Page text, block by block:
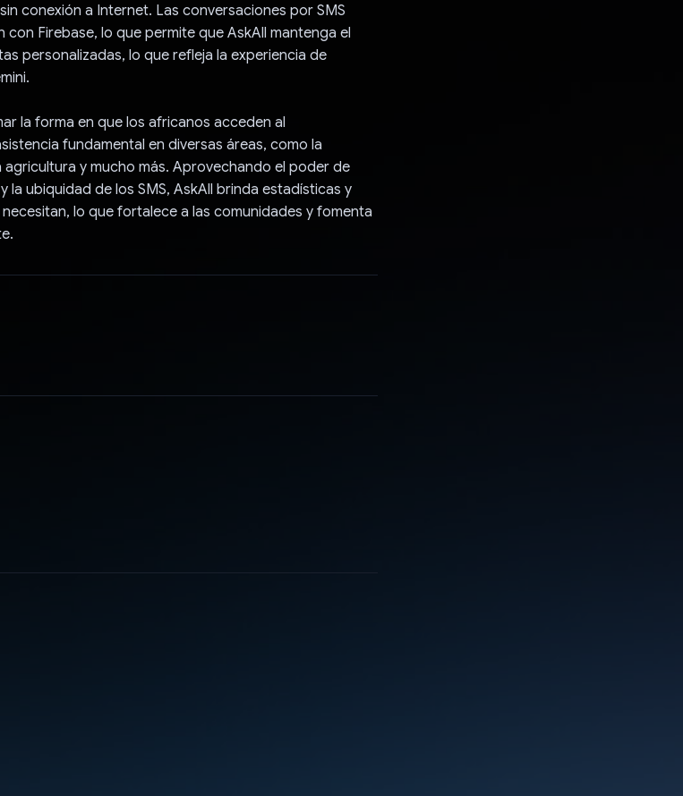
conexión a Internet. Las conversaciones por SMS
con Firebase, lo que permite que AskAll mantenga el
personalizadas, lo que refleja la experiencia de
la forma en que los africanos acceden al
fundamental en diversas áreas, como la
y mucho más. Aprovechando el poder de
la ubiquidad de los SMS, AskAll brinda estadísticas y
lo que fortalece a las comunidades y fomenta